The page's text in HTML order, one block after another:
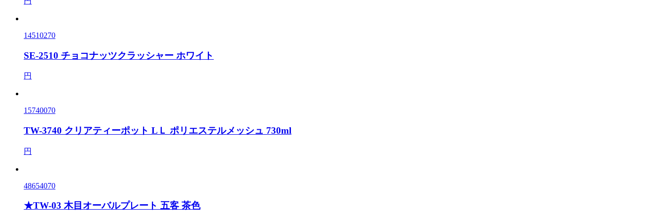
14510270
SE-2510 チョコナッツクラッシャー ホワイト
円
15740070
TW-3740 クリアティーポット LＬ ポリエステルメッシュ 730ml
円
48654070
★TW-03 木目オーバルプレート 五客 茶色